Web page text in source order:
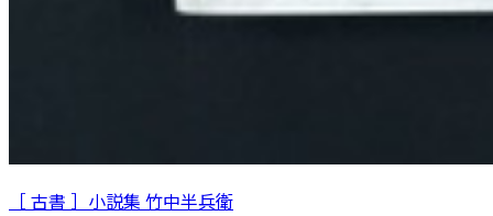
［ 古書 ］小説集 竹中半兵衛